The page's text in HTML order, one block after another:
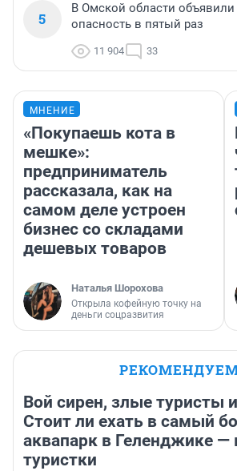
5
В Омской области
опасность в пятый раз
11 904 33
МНЕНИЕ
«Покупаешь кота в
мешке»:
предприниматель
рассказала, как на
самом деле устроен
бизнес со складами
дешевых товаров
Наталья Шорохова
Открыла кофейную точку на
деньги соцразвития
Вой сирен, злые туристы
Стоит ли ехать в самый
аквапарк в Геленджике —
туристки